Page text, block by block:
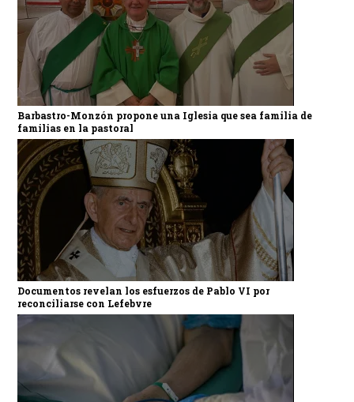
Barbastro-Monzón propone una Iglesia que sea familia de
familias en la pastoral
Documentos revelan los esfuerzos de Pablo VI por
reconciliarse con Lefebvre